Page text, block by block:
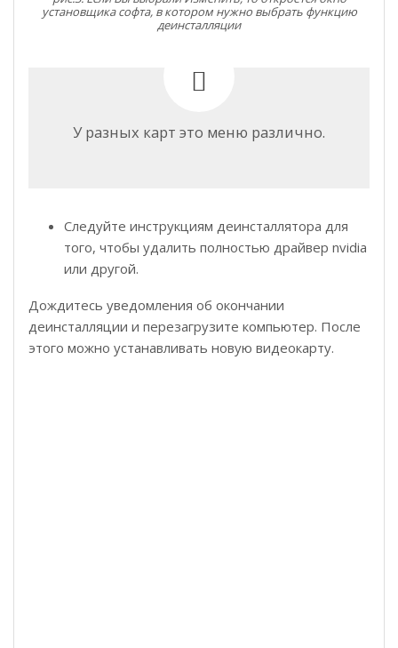
установщика софта, в котором нужно выбрать функцию
деинсталляции
У разных карт это меню различно.
Следуйте инструкциям деинсталлятора для
того, чтобы удалить полностью драйвер nvidia
или другой.
Дождитесь уведомления об окончании
деинсталляции и перезагрузите компьютер. После
этого можно устанавливать новую видеокарту.